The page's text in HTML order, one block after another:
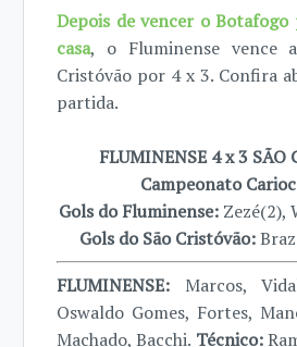
Depois de vencer o
casa, o Fluminense vence
Cristóvão por 4 x 3. Confira
partida.
FLUMINENSE 4 x 3 SÃO
Campeonato
Gols do Fluminense:Zezé(2),
Gols do São Cristóvão:
FLUMINENSE: Marcos,
Oswaldo Gomes, Fortes,
Machado, Bacchi. Técnico: